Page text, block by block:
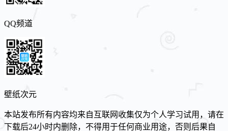
QQ频道
壁纸次元
本站发布所有内容均来自互联网收集仅为个人学习试用，请在
下载后24小时内删除，不得用于任何商业用途，否则后果自